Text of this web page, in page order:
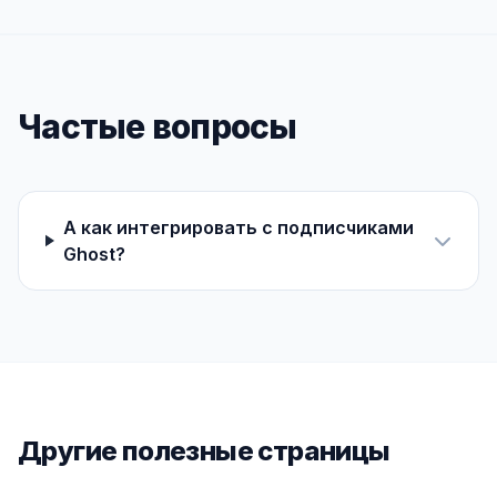
Частые вопросы
А как интегрировать с подписчиками
Ghost?
Другие полезные страницы